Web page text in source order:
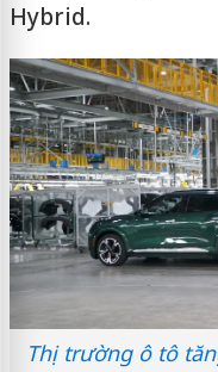
Hybrid.
Thị trường ô tô